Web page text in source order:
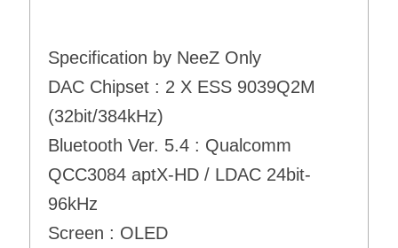
Specification by NeeZ Only
DAC Chipset : 2 X ESS 9039Q2M
(32bit/384kHz)
Bluetooth Ver. 5.4 : Qualcomm
QCC3084 aptX-HD / LDAC 24bit-
96kHz
Screen : OLED